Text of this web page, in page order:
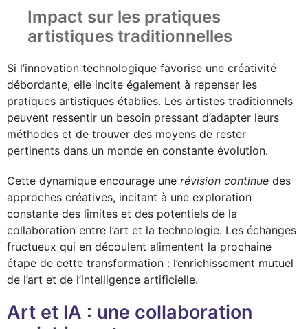
Impact sur les pratiques
artistiques traditionnelles
Si l’innovation technologique favorise une créativité
débordante, elle incite également à repenser les
pratiques artistiques établies. Les artistes traditionnels
peuvent ressentir un besoin pressant d’adapter leurs
méthodes et de trouver des moyens de rester
pertinents dans un monde en constante évolution.
Cette dynamique encourage une révision continue des
approches créatives, incitant à une exploration
constante des limites et des potentiels de la
collaboration entre l’art et la technologie. Les échanges
fructueux qui en découlent alimentent la prochaine
étape de cette transformation : l’enrichissement mutuel
de l’art et de l’intelligence artificielle.
Art et IA : une collaboration